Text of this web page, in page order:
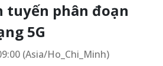
tuyến phân đoạn
5G
(Asia/Ho_Chi_Minh)